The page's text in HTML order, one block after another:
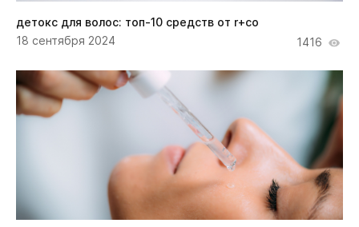
детокс для волос: топ-10 средств от r+co
18 сентября 2024
1416